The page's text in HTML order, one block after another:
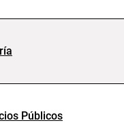
Públicos